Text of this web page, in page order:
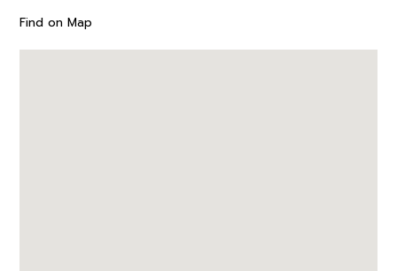
Find on Map